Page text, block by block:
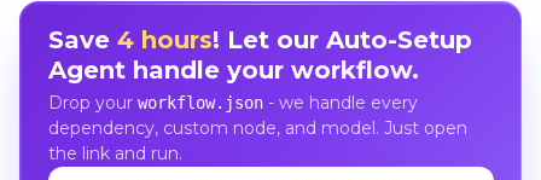
Save 4 hours! Let our Auto-Setup
Agent handle your workflow.
Drop your workflow.json- we handle every
dependency, custom node, and model. Just open
the link and run.